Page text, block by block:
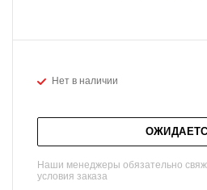
Нет в наличии
Наши менеджеры обязательно
условия заказа